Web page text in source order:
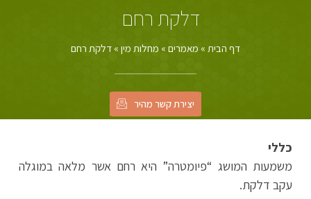
דלקת רחם
דף הבית » מאמרים » מחלות מין » דלקת רחם
יצירת קשר מהיר
כללי
משמעות המושג “פיומטרה” היא רחם אשר מלאה במוגלה
עקב דלקת.